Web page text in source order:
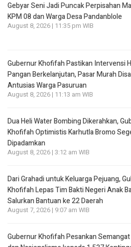
Gebyar Seni Jadi Puncak Perpisahan
KPM 08 dan Warga Desa Pandanblole
August 8, 2026 | 11:35 pm WIB
Gubernur Khofifah Pastikan Intervensi
Pangan Berkelanjutan, Pasar Murah
Antusias Warga Pasuruan
August 8, 2026 | 11:13 am WIB
Dua Heli Water Bombing Dikerahkan,
Khofifah Optimistis Karhutla Bromo
Dipadamkan
August 8, 2026 | 3:12 am WIB
Dari Grahadi untuk Keluarga Pejuang,
Khofifah Lepas Tim Bakti Negeri Anak
Salurkan Bantuan ke 22 Daerah
August 7, 2026 | 9:07 am WIB
Gubernur Khofifah Pesankan